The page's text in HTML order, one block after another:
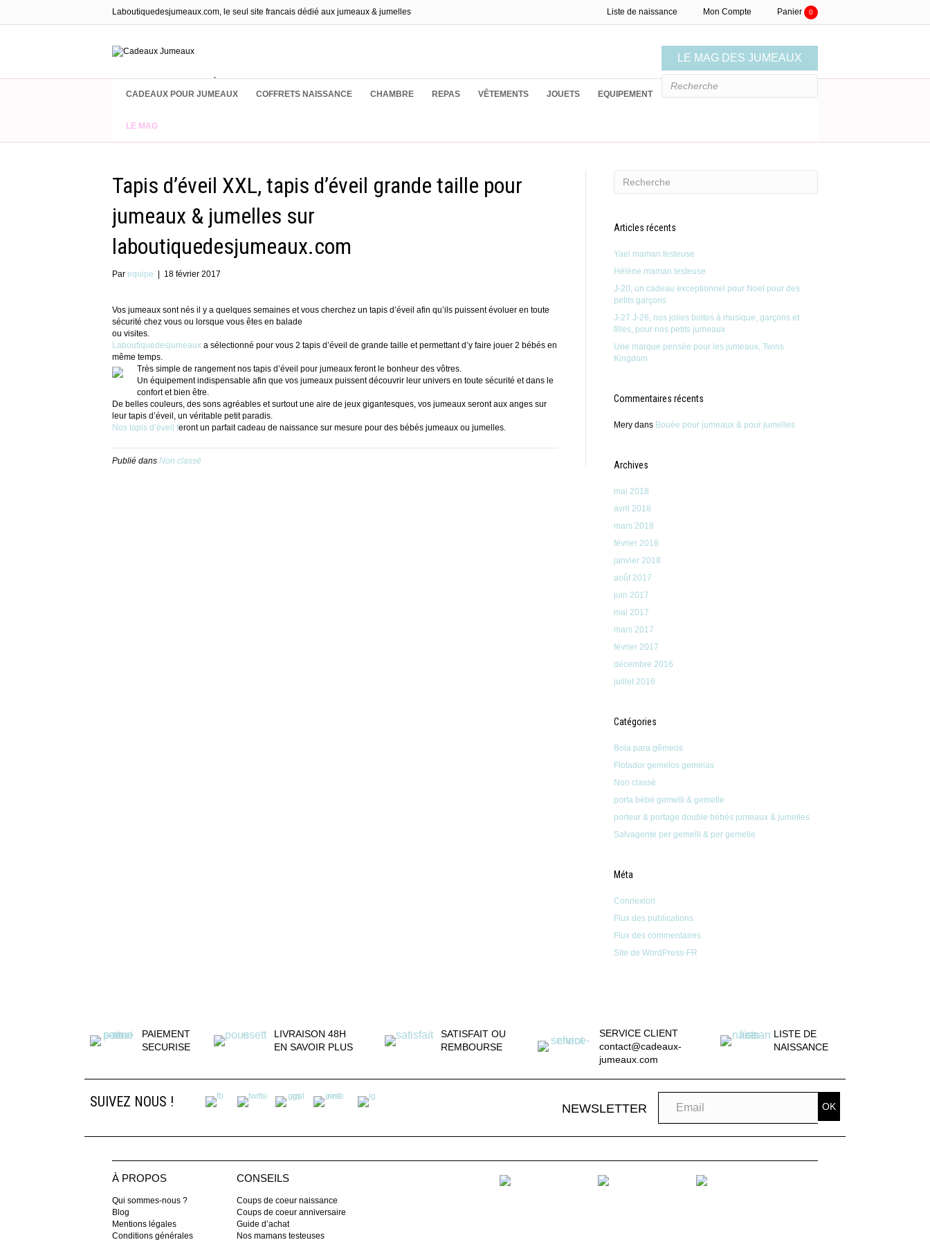
Laboutiquedesjumeaux.com, le seul site francais dédié aux jumeaux & jumelles Liste de naissance Mon Compte Panier 0
LE MAG DES JUMEAUX
CADEAUX POUR JUMEAUX COFFRETS NAISSANCE CHAMBRE REPAS VÊTEMENTS JOUETS EQUIPEMENT
LE MAG
Tapis d’éveil XXL, tapis d’éveil grande taille pour
jumeaux & jumelles sur
laboutiquedesjumeaux.com
Par equipe | 18 février 2017
Vos jumeaux sont nés il y a quelques semaines et vous cherchez un tapis d’éveil afin qu’ils puissent évoluer en toute
sécurité chez vous ou lorsque vous êtes en balade
ou visites.
Laboutiquedesjumeaux a sélectionné pour vous 2 tapis d’éveil de grande taille et permettant d’y faire jouer 2 bébés en
même temps.
Très simple de rangement nos tapis d’éveil pour jumeaux feront le bonheur des vôtres.
Un équipement indispensable afin que vos jumeaux puissent découvrir leur univers en toute sécurité et dans le
confort et bien être.
De belles couleurs, des sons agréables et surtout une aire de jeux gigantesques, vos jumeaux seront aux anges sur
leur tapis d’éveil, un véritable petit paradis.
Nos tapis d’éveil feront un parfait cadeau de naissance sur mesure pour des bébés jumeaux ou jumelles.
Publié dans Non classé
Articles récents
Yael maman testeuse
Hélène maman testeuse
J-20, un cadeau exceptionnel pour Noel pour des
petits garçons
J-27 J-26, nos jolies boites à musique, garçons et
filles, pour nos petits jumeaux
Une marque pensée pour les jumeaux, Twins
Kingdom
Commentaires récents
Mery dans Bouée pour jumeaux & pour jumelles
Archives
mai 2018
avril 2018
mars 2018
février 2018
janvier 2018
août 2017
juin 2017
mai 2017
mars 2017
février 2017
décembre 2016
juillet 2016
Catégories
Boia para gêmeos
Flotador gemelos gemelas
Non classé
porta bébé gemelli & gemelle
porteur & portage double bébés jumeaux & jumelles
Salvagente per gemelli & per gemelle
Méta
Connexion
Flux des publications
Flux des commentaires
Site de WordPress-FR
PAIEMENT
SECURISE
LIVRAISON 48H
EN SAVOIR PLUS
SATISFAIT OU
REMBOURSE
SERVICE CLIENT
contact@cadeaux-
jumeaux.com
LISTE DE
NAISSANCE
SUIVEZ NOUS ! NEWSLETTER OK
À PROPOS
Qui sommes-nous ?
Blog
Mentions légales
Conditions générales
CONSEILS
Coups de coeur naissance
Coups de coeur anniversaire
Guide d’achat
Nos mamans testeuses